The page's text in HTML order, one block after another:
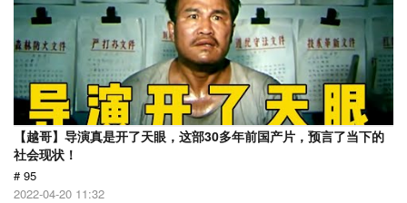
【越哥】导演真是开了天眼，这部30多年前国产片，预言了当下的
社会现状！
# 95
2022-04-20 11:32